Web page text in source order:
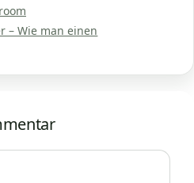
– Wie man einen